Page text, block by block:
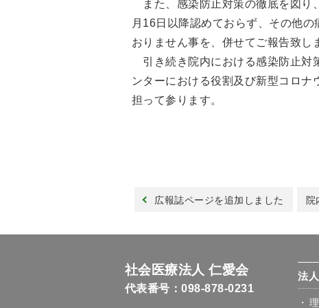
また、感染防止対策の徹底を図り
月16日以降認めておらず、その他
おりません事を、併せてご報告致し
引き続き院内における感染防止対
ンターにおける役割及び新型コロ
担って参ります。
広報誌ページを追加しました 院
社会医療法人 仁愛会
代表番号：098-878-0231
法